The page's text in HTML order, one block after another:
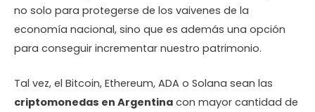
no solo para protegerse de los vaivenes de la
economía nacional, sino que es además una opción
para conseguir incrementar nuestro patrimonio.
Tal vez, el Bitcoin, Ethereum, ADA o Solana sean las
criptomonedas en Argentina con mayor cantidad de